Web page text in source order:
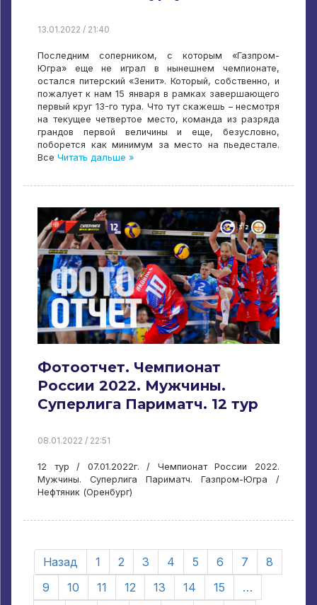
13.01.2022 / 21:40
Последним соперником, с которым «Газпром-
Югра» еще не играл в нынешнем чемпионате,
остался питерский «Зенит». Который, собственно, и
пожалует к нам 15 января в рамках завершающего
первый круг 13-го тура. Что тут скажешь – несмотря
на текущее четвертое место, команда из разряда
грандов первой величины и еще, безусловно,
поборется как минимум за место на пьедестале.
Все Читать дальше »
Фотоотчет. Чемпионат
России 2022. Мужчины.
Суперлига Париматч. 12 тур
08.01.2022 / 22:51
12 тур / 07.01.2022г. / Чемпионат России 2022.
Мужчины. Суперлига Париматч. Газпром-Югра /
Нефтяник (Оренбург)
Назад 1 2 3 4 5 6 7
8
9
10 11 12 13 14 15
…